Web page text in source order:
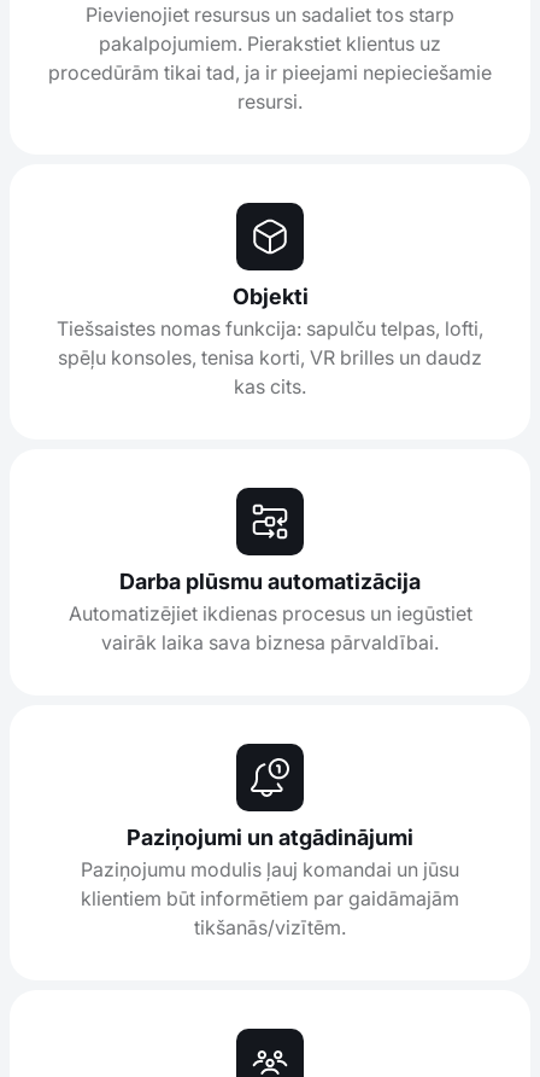
Pievienojiet resursus un sadaliet tos starp
pakalpojumiem. Pierakstiet klientus uz
procedūrām tikai tad, ja ir pieejami nepieciešamie
resursi.
Objekti
Tiešsaistes nomas funkcija: sapulču telpas, lofti,
spēļu konsoles, tenisa korti, VR brilles un daudz
kas cits.
Darba plūsmu automatizācija
Automatizējiet ikdienas procesus un iegūstiet
vairāk laika sava biznesa pārvaldībai.
Paziņojumi un atgādinājumi
Paziņojumu modulis ļauj komandai un jūsu
klientiem būt informētiem par gaidāmajām
tikšanās/vizītēm.